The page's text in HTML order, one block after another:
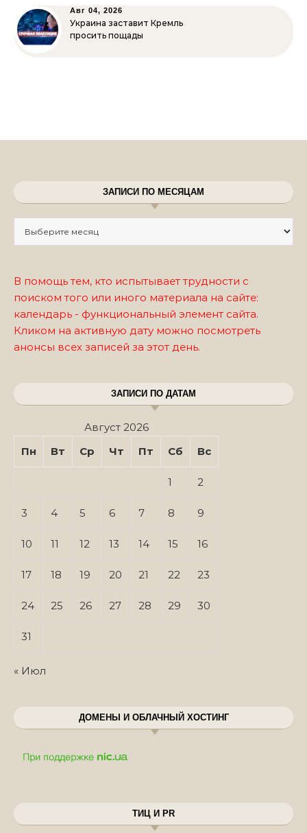
Авг 04, 2026
Украина заставит Кремль
просить пощады
ЗАПИСИ ПО МЕСЯЦАМ
В помощь тем, кто испытывает трудности с
поиском того или иного материала на сайте:
календарь - функциональный элемент сайта.
Кликом на активную дату можно посмотреть
анонсы всех записей за этот день.
ЗАПИСИ ПО ДАТАМ
Август 2026
Пн
Вт Ср Чт Пт Сб Вс
1 2
3 4 5 6 7 8 9
10 11 12 13 14 15 16
17 18 19 20 21 22 23
24 25 26 27 28 29 30
31
« Июл
ДОМЕНЫ И ОБЛАЧНЫЙ ХОСТИНГ
ТИЦ И PR